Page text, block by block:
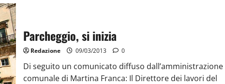
Parcheggio, si inizia
Redazione 09/03/2013 0
Di seguito un comunicato diffuso dall’amministrazione
comunale di Martina Franca: Il Direttore dei lavori del